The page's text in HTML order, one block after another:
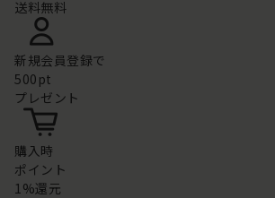
送料無料
新規会員登録で
500pt
プレゼント
購入時
ポイント
1%還元